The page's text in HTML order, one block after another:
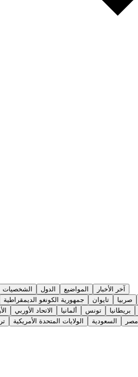
الشخصيات الدول المواضيع
آخر الأخبار
جمهورية الكونغو الديمقراطية تايوان صربيا
الاتحاد الأوربي ألمانيا تونس بريطانيا
الولايات المتحدة الأمريكية السعودية مصر